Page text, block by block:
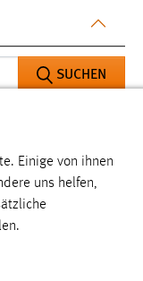
SUCHEN
Ergebnisse
Einige von ihnen
uns helfen,